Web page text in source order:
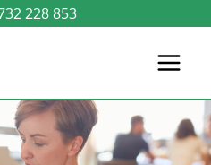
228 853